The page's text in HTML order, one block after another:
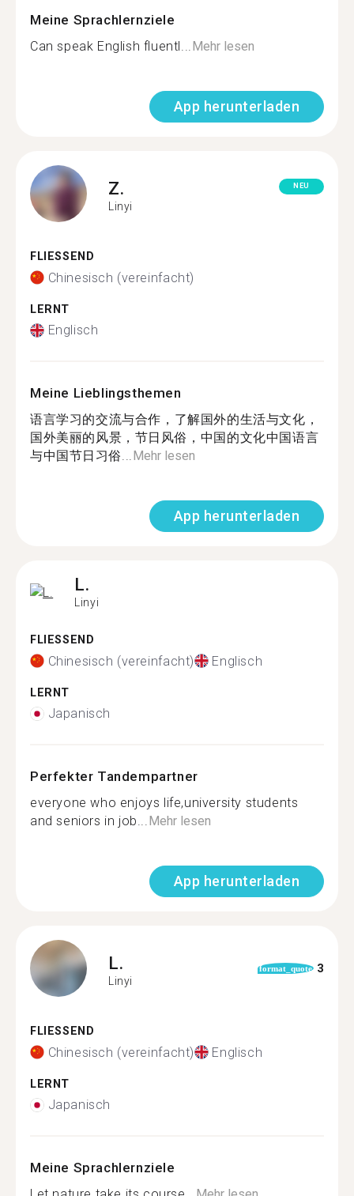
Meine Sprachlernziele
Can speak English fluentl...Mehr lesen
App herunterladen
Z.
Linyi
NEU
FLIESSEND
Chinesisch (vereinfacht)
LERNT
Englisch
Meine Lieblingsthemen
语言学习的交流与合作，了解国外的生活与文化，
国外美丽的风景，节日风俗，中国的文化中国语言
与中国节日习俗...Mehr lesen
App herunterladen
L.
Linyi
FLIESSEND
Chinesisch (vereinfacht) Englisch
LERNT
Japanisch
Perfekter Tandempartner
everyone who enjoys life,university students
and seniors in job...Mehr lesen
App herunterladen
L.
Linyi
format_quote 3
FLIESSEND
Chinesisch (vereinfacht) Englisch
LERNT
Japanisch
Meine Sprachlernziele